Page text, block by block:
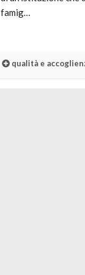
famig…
qualità e